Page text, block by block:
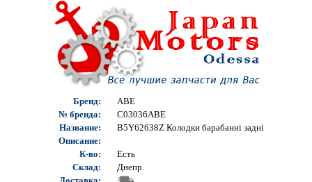
Бренд:
ABE
№ бренда:
C03036ABE
Название:
B5Y62638Z Колодки барабанні задні
Описание:
К-во:
Есть
Склад:
Днепр.